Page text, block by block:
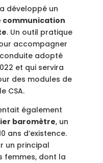
développé un
communication
. Un outil pratique
accompagner
adopté
et qui servira
des modules de
CSA.
également
baromètre, un
ans d’existence.
un principal
femmes, dont la